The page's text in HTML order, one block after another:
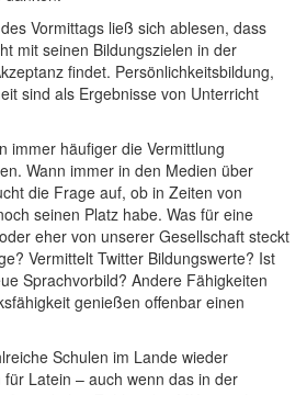
Vormittags ließ sich ablesen, dass
mit seinen Bildungszielen in der
findet. Persönlichkeitsbildung,
sind als Ergebnisse von Unterricht
immer häufiger die Vermittlung
Wann immer in den Medien über
die Frage auf, ob in Zeiten von
seinen Platz habe. Was für eine
eher von unserer Gesellschaft steckt
Vermittelt Twitter Bildungswerte? Ist
Sprachvorbild? Andere Fähigkeiten
genießen offenbar einen
Schulen im Lande wieder
Latein – auch wenn das in der